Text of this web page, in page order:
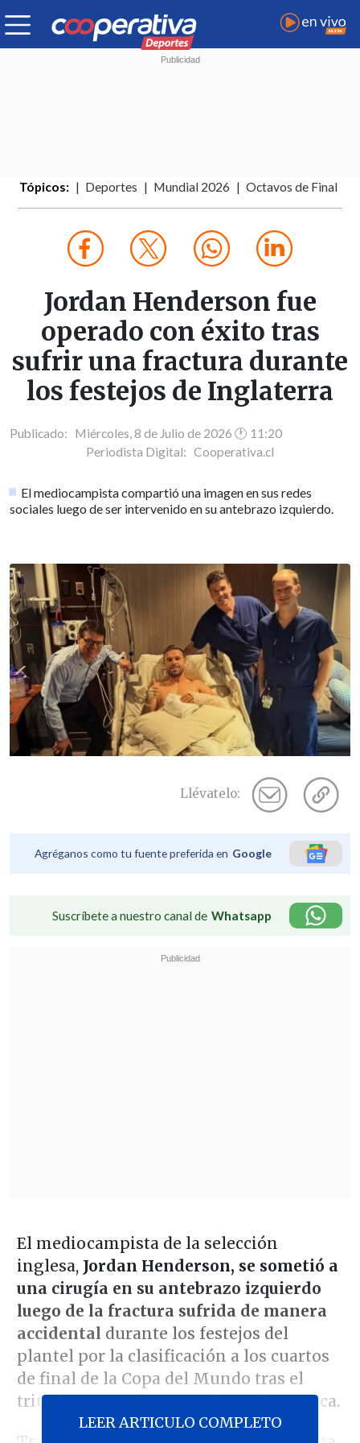
Tópicos: Deportes Mundial 2026 Octavos de Final
Jordan Henderson fue
operado con éxito tras
sufrir una fractura durante
los festejos de Inglaterra
Publicado: Miércoles, 8 de Julio de 2026 🕐 11:20
Periodista Digital: Cooperativa.cl
El mediocampista compartió una imagen en sus redes
sociales luego de ser intervenido en su antebrazo izquierdo.
Llévatelo:
Agréganos como tu fuente preferida en Google
Suscríbete a nuestro canal de Whatsapp
El mediocampista de la selección
inglesa, Jordan Henderson, se sometió a
una cirugía en su antebrazo izquierdo
luego de la fractura sufrida de manera
accidental durante los festejos del
plantel por la clasificación a los cuartos
de final de la Copa del Mundo tras el
triunfo ante México en el Estadio Azteca.
LEER ARTICULO COMPLETO